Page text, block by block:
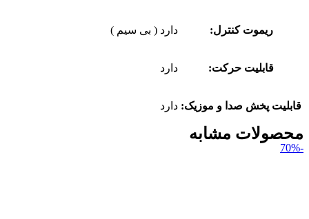
ریموت کنترل: دارد ( بی سیم )
قابلیت حرکت: دارد
قابلیت پخش صدا و موزیک: دارد
محصولات مشابه
-70%